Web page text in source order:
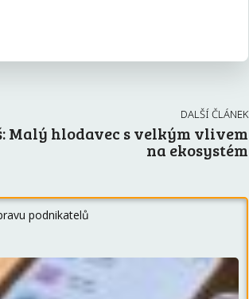
DALŠÍ ČLÁNEK
Malý hlodavec s velkým vlivem
na ekosystém
podnikatelů